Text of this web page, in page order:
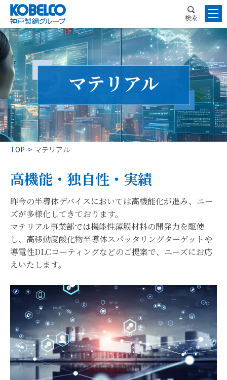
検索
マテリアル
TOP マテリアル
高機能・独自性・実績
昨今の半導体デバイスにおいては高機能化が進み、ニー
ズが多様化してきております。
マテリアル事業部では機能性薄膜材料の開発力を駆使
し、高移動度酸化物半導体スパッタリングターゲットや
導電性DLCコーティングなどのご提案で、ニーズにお応
えいたします。